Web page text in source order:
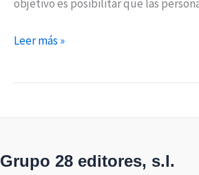
objetivo es posibilitar que las
Leer más »
Grupo 28 editores, s.l.